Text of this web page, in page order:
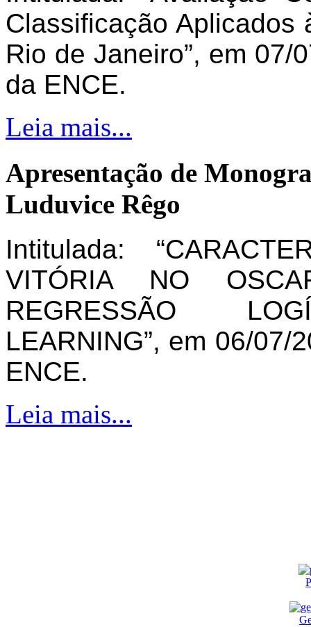
Classificação Aplicados
Rio de Janeiro”, em
da ENCE.
Leia mais...
Apresentação de
Luduvice Rêgo
Intitulada:
VITÓRIA NO
REGRESSÃO
LEARNING”, em 06/
ENCE.
Leia mais...